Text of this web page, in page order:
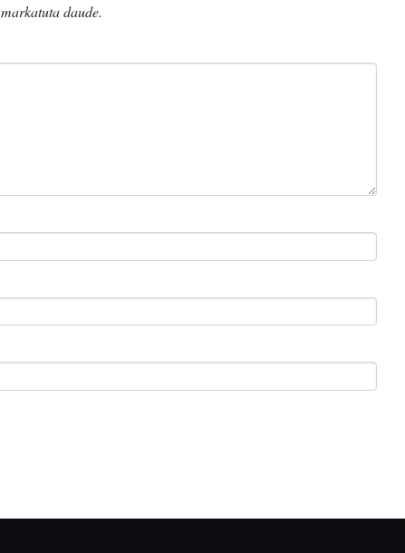
markatuta daude.